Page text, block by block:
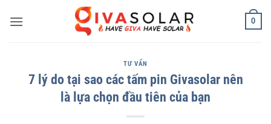
qua
0
TƯ VẤN
7 lý do tại sao các tấm pin Givasolar nên
là lựa chọn đầu tiên của bạn